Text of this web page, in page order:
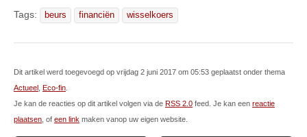
Tags: beurs financiën wisselkoers
Dit artikel werd toegevoegd op vrijdag 2 juni 2017 om 05:53 geplaatst onder thema
Actueel Eco-fin
Je kan de reacties op dit artikel volgen via de RSS 2.0 feed. Je kan een reactie
plaatsen , of een link maken vanop uw eigen website.